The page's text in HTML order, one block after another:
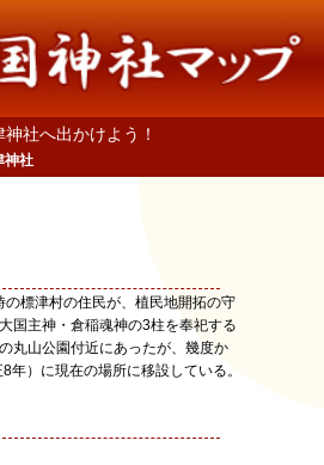
神社へ出かけよう！
神社
標津村の住民が、植民地開拓の守
国主神・倉稲魂神の3柱を奉祀する
丸山公園付近にあったが、幾度か
年）に現在の場所に移設している。